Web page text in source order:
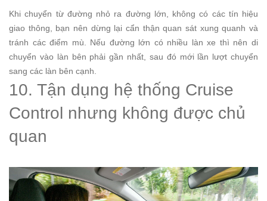
Khi chuyển từ đường nhỏ ra đường lớn, không có các tín hiệu
giao thông, bạn nên dừng lại cẩn thận quan sát xung quanh và
tránh các điểm mù. Nếu đường lớn có nhiều làn xe thì nên di
chuyển vào làn bên phải gần nhất, sau đó mới lần lượt chuyển
sang các làn bên cạnh.
10. Tận dụng hệ thống Cruise
Control nhưng không được chủ
quan